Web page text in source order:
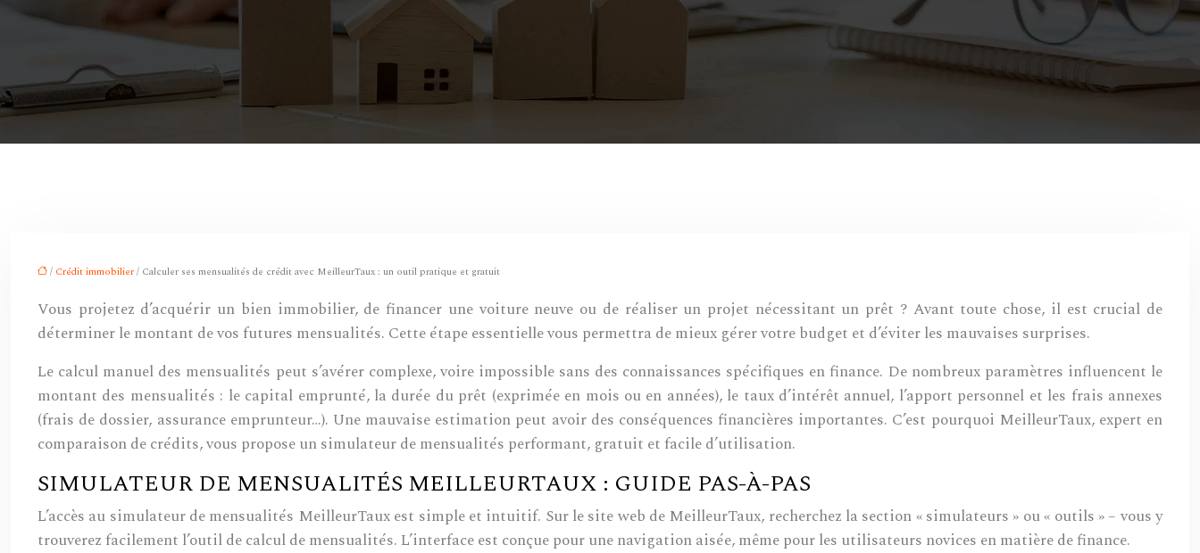
/ Crédit immobilier/ Calculer ses mensualités de crédit avec MeilleurTaux : un outil pratique et gratuit
Vous projetez d’acquérir un bien immobilier, de financer une voiture neuve ou de réaliser un projet nécessitant un prêt ? Avant toute chose, il est crucial de
déterminer le montant de vos futures mensualités. Cette étape essentielle vous permettra de mieux gérer votre budget et d’éviter les mauvaises surprises.
Le calcul manuel des mensualités peut s’avérer complexe, voire impossible sans des connaissances spécifiques en finance. De nombreux paramètres influencent le
montant des mensualités : le capital emprunté, la durée du prêt (exprimée en mois ou en années), le taux d’intérêt annuel, l’apport personnel et les frais annexes
(frais de dossier, assurance emprunteur…). Une mauvaise estimation peut avoir des conséquences financières importantes. C’est pourquoi MeilleurTaux, expert en
comparaison de crédits, vous propose un simulateur de mensualités performant, gratuit et facile d’utilisation.
SIMULATEUR DE MENSUALITÉS MEILLEURTAUX : GUIDE PAS-À-PAS
L’accès au simulateur de mensualités MeilleurTaux est simple et intuitif. Sur le site web de MeilleurTaux, recherchez la section « simulateurs » ou « outils » – vous y
trouverez facilement l’outil de calcul de mensualités. L’interface est conçue pour une navigation aisée, même pour les utilisateurs novices en matière de finance.